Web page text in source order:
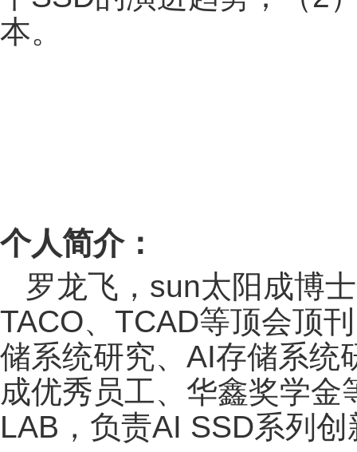
本。
个人简介：
罗龙飞，sun太阳成博
TACO、TCAD等顶会顶
储系统研究、AI存储系统
成优秀员工、华鑫奖学
LAB，负责AI SSD系列